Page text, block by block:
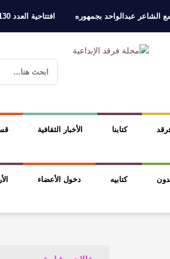
الشاعر عبدالواحد بجمهوره افتتاحية العدد 130
بين استحقاق النص وسلطة الجائزة
كتابنا الأخبار الثقافية
كتابيه دخول الأعضاء